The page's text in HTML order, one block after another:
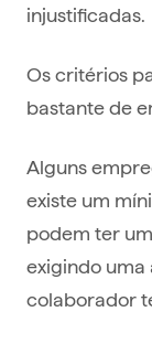
injustificadas.
Os critérios
bastante de
Alguns
existe um
podem ter
exigindo uma
colaborador